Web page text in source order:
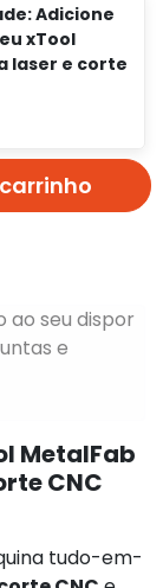
Adicione
xTool
laser e corte
ao seu dispor
e
MetalFab
CNC
tudo-em-